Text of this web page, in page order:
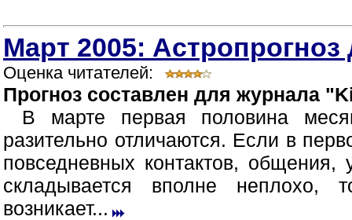
Март 2005: Астропрогноз
Оценка читателей:
Прогноз составлен для журнала
В марте первая половина
разительно отличаются. Если в
повседневных контактов,
складывается вполне неплохо,
возникает...